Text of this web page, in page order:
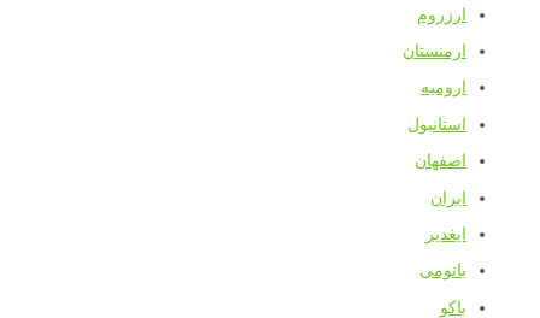
ارزروم
ارمنستان
ارومیه
استانبول
اصفهان
ایران
ایغدیر
باتومی
باکو